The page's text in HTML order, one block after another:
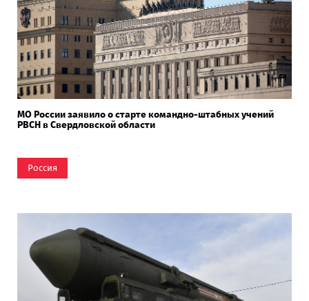
МО России заявило о старте командно-штабных учений
РВСН в Свердловской области
Россия